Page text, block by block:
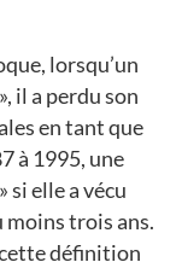
lorsqu’un
il a perdu son
en tant que
à 1995, une
si elle a vécu
moins trois ans.
définition